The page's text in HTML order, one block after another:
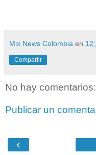
Mix News Colombia en
Compartir
No hay comentarios:
Publicar un
‹